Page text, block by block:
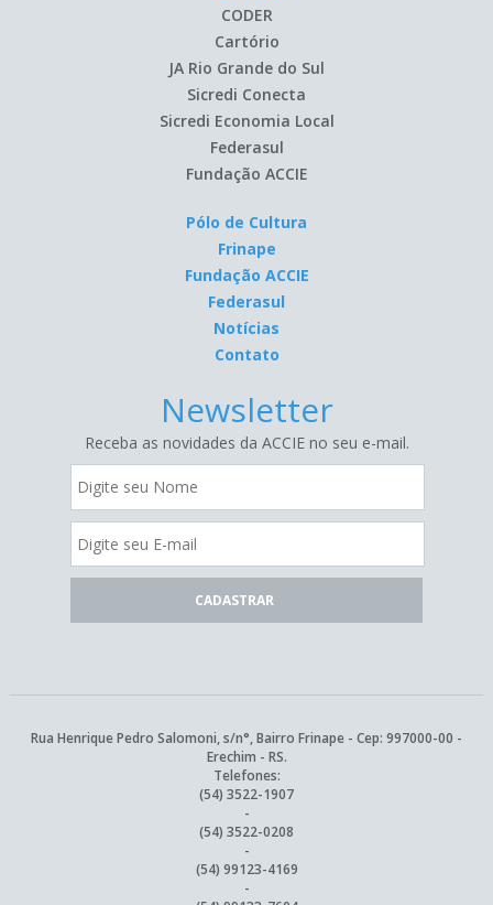
CODER
Cartório
JA Rio Grande do Sul
Sicredi Conecta
Sicredi Economia Local
Federasul
Fundação ACCIE
Pólo de Cultura
Frinape
Fundação ACCIE
Federasul
Notícias
Contato
Newsletter
Receba as novidades da ACCIE no seu e-mail.
Rua Henrique Pedro Salomoni, s/n°, Bairro Frinape - Cep: 997000-00 -
Erechim - RS.
Telefones:
(54) 3522-1907
-
(54) 3522-0208
-
(54) 99123-4169
-